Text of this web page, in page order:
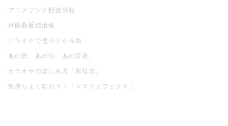
アニメソング配信情報
外国曲配信情報
カラオケで盛り上がる曲
あの日、あの時、あの音楽。
カラオケの楽しみ方『新様式』
気持ちよく歌おう！『マスクエフェクト』